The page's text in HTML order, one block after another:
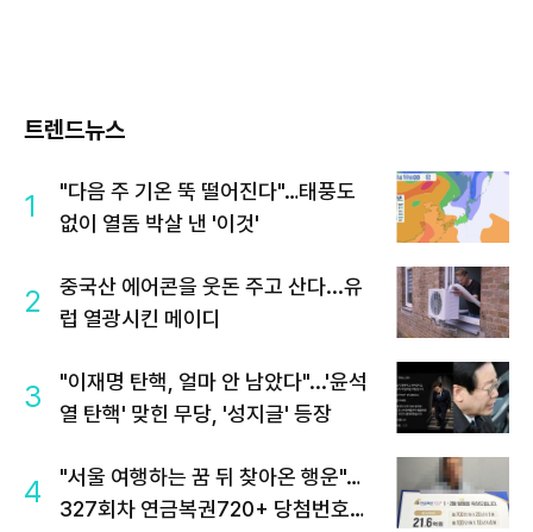
트렌드뉴스
1
"다음 주 기온 뚝 떨어진다"…태풍도
없이 열돔 박살 낸 '이것'
2
중국산 에어콘을 웃돈 주고 산다...유
럽 열광시킨 메이디
3
"이재명 탄핵, 얼마 안 남았다"...'윤석
열 탄핵' 맞힌 무당, '성지글' 등장
4
"서울 여행하는 꿈 뒤 찾아온 행운"…
327회차 연금복권720+ 당첨번호조